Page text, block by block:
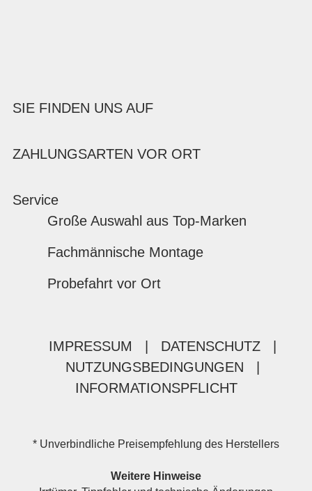
SIE FINDEN UNS AUF
ZAHLUNGSARTEN VOR ORT
Service
Große Auswahl aus Top-Marken
Fachmännische Montage
Probefahrt vor Ort
IMPRESSUM DATENSCHUTZ
NUTZUNGSBEDINGUNGEN
INFORMATIONSPFLICHT
* Unverbindliche Preisempfehlung des Herstellers
Weitere Hinweise